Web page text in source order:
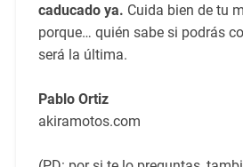
caducado ya. Cuida bien de tu
porque… quién sabe si podrás
será la última.
Pablo Ortiz
akiramotos.com